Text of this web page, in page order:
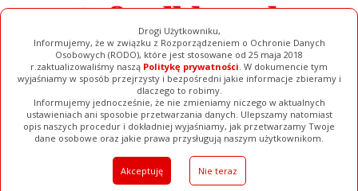
Drogi Użytkowniku,
Informujemy, że w związku z Rozporządzeniem o Ochronie Danych
Osobowych (RODO), które jest stosowane od 25 maja 2018
r.zaktualizowaliśmy naszą Politykę prywatności. W dokumencie tym
wyjaśniamy w sposób przejrzysty i bezpośredni jakie informacje zbieramy i
dlaczego to robimy.
Informujemy jednocześnie, że nie zmieniamy niczego w aktualnych
ustawieniach ani sposobie przetwarzania danych. Ulepszamy natomiast
opis naszych procedur i dokładniej wyjaśniamy, jak przetwarzamy Twoje
dane osobowe oraz jakie prawa przysługują naszym użytkownikom.
Akceptuję Nie teraz
Ogłoszenia Filmy Galerie Baza Firm Pełna Wersja